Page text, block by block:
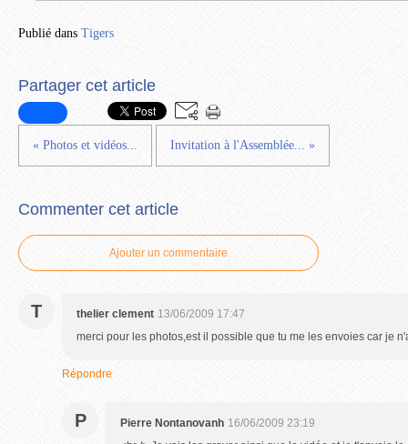
Publié dans Tigers
Partager cet article
« Photos et vidéos... Invitation à l'Assemblée... »
Commenter cet article
Ajouter un commentaire
T thelier clement 13/06/2009 17:47
merci pour les photos,est il possible que tu me les envoies car je
Répondre
P Pierre Nontanovanh 16/06/2009 23:19